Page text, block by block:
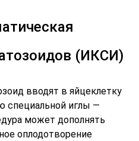
(ИКСИ)
вводят в яйцеклетку
специальной иглы —
может дополнять
оплодотворение